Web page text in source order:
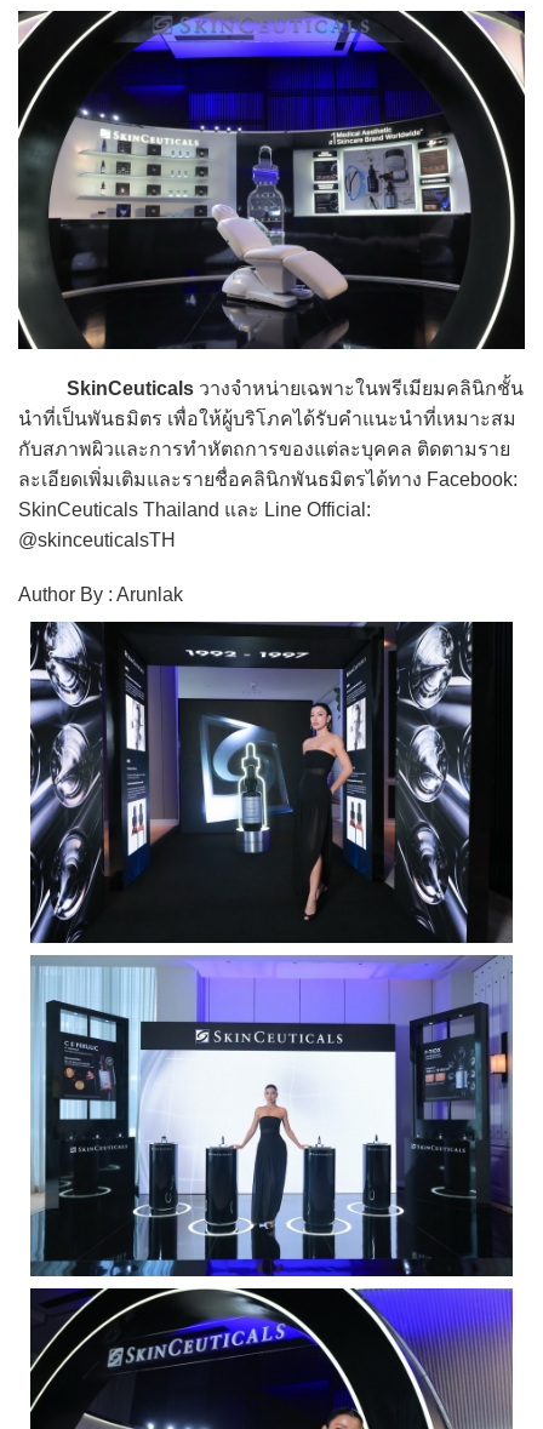
SkinCeuticals วางจำหน่ายเฉพาะในพรีเมียมคลินิกชั้น
นำที่เป็นพันธมิตร เพื่อให้ผู้บริโภคได้รับคำแนะนำที่เหมาะสม
กับสภาพผิวและการทำหัตถการของแต่ละบุคคล ติดตามราย
ละเอียดเพิ่มเติมและรายชื่อคลินิกพันธมิตรได้ทาง Facebook:
SkinCeuticals Thailand และ Line Official:
@skinceuticalsTH
Author By : Arunlak